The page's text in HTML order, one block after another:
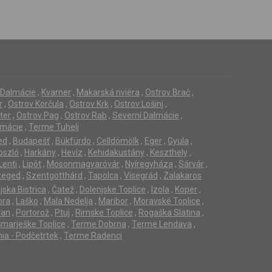
, Kvarner , Makarská riviéra , Ostrov Brač ,
, Ostrov Korčula , Ostrov Krk , Ostrov Lošinj ,
, Ostrov Pag , Ostrov Rab , Severní Dalmácie ,
, Terme Tuhelj
, Budapešť , Bükfürdo , Celldömölk , Eger , Gyula ,
, Harkány , Hevíz , Kehidakustány , Keszthely ,
Lenti , Lipót , Mosonmagyaróvár , Nyíregyháza , Sárvár ,
, Szentgotthárd , Tapolca , Visegrád , Zalakaros
Bistrica , Čatež , Dolenjske Toplice , Izola , Koper ,
, Laško , Mala Nedelja , Maribor , Moravské Toplice ,
, Portorož , Ptuj , Rimske Toplice , Rogaška Slatina ,
Toplice , Terme Dobrna , Terme Lendava ,
- Podčetrtek , Terme Radenci